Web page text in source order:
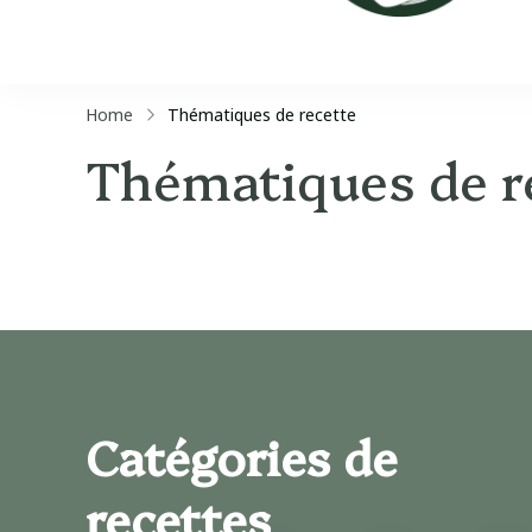
Home Thématiques de recette
Thématiques de
Catégories de
recettes